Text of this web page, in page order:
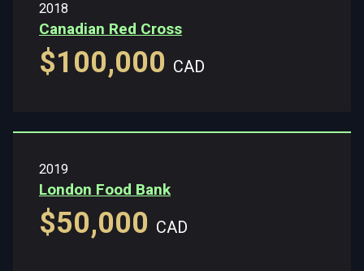
2018
Canadian Red Cross
$100,000 CAD
2019
London Food Bank
$50,000 CAD